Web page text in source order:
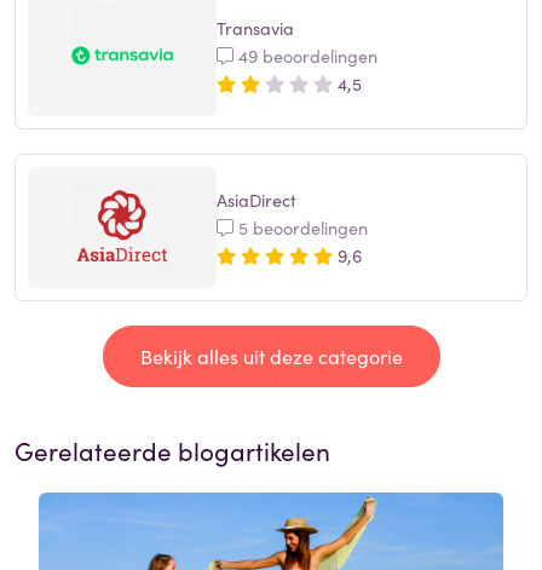
Transavia
49 beoordelingen
4,5
AsiaDirect
5 beoordelingen
9,6
Bekijk alles uit deze categorie
Gerelateerde blogartikelen